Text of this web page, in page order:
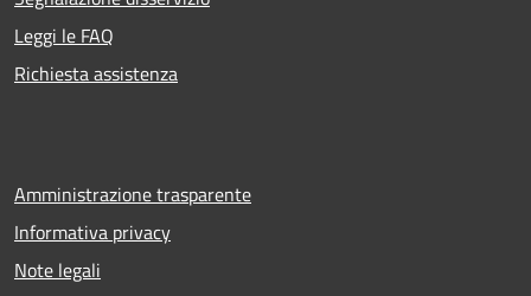
Leggi le FAQ
Richiesta assistenza
Amministrazione trasparente
Informativa privacy
Note legali